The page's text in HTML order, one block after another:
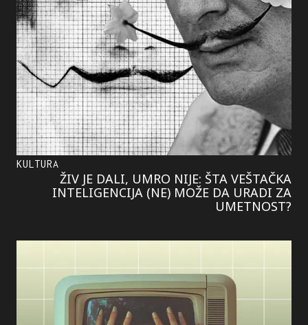
KULTURA
ŽIV JE DALI, UMRO NIJE: ŠTA VEŠTAČKA
INTELIGENCIJA (NE) MOŽE DA URADI ZA
UMETNOST?